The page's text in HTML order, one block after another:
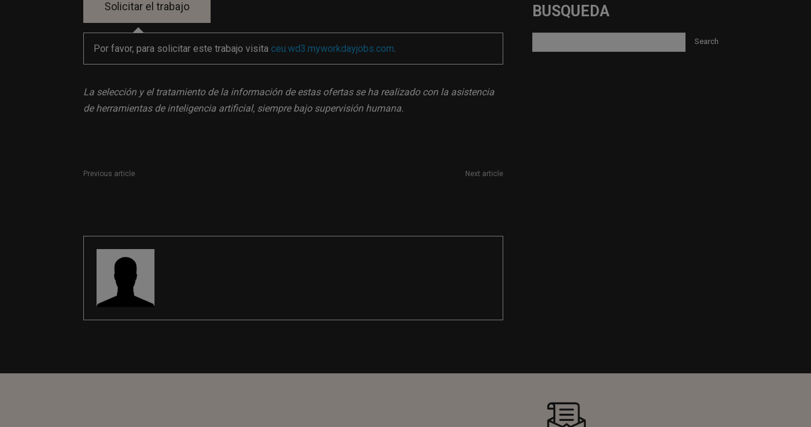
Por favor, para solicitar este trabajo visita ceu.wd3.myworkdayjobs.com
La selección y el tratamiento de la información de estas ofertas se ha realizado con la asistencia
de herramientas de inteligencia artificial, siempre bajo supervisión humana.
Previous article Next article
BUSQUEDA